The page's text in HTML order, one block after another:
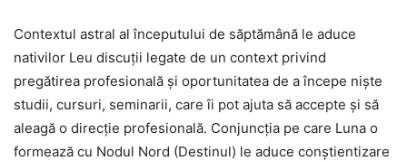
Contextul astral al începutului de săptămână le aduce
nativilor Leu discuții legate de un context privind
pregătirea profesională și oportunitatea de a începe niște
studii, cursuri, seminarii, care îi pot ajuta să accepte și să
aleagă o direcție profesională. Conjuncția pe care Luna o
formează cu Nodul Nord (Destinul) le aduce conștientizare